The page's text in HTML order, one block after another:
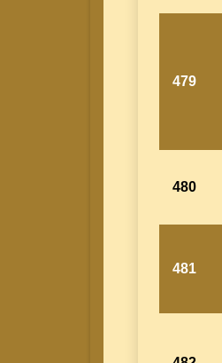
479
480
481